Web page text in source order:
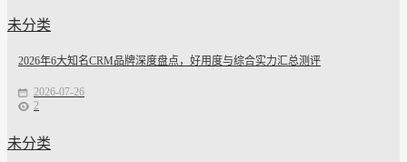
未分类
2026年6大知名CRM品牌深度盘点，好用度与综合实力汇总测评
2026-07-26
2
未分类